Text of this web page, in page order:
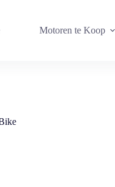
Motoren te Koop